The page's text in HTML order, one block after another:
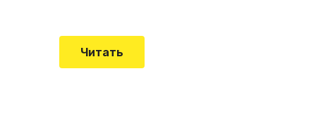
Читать